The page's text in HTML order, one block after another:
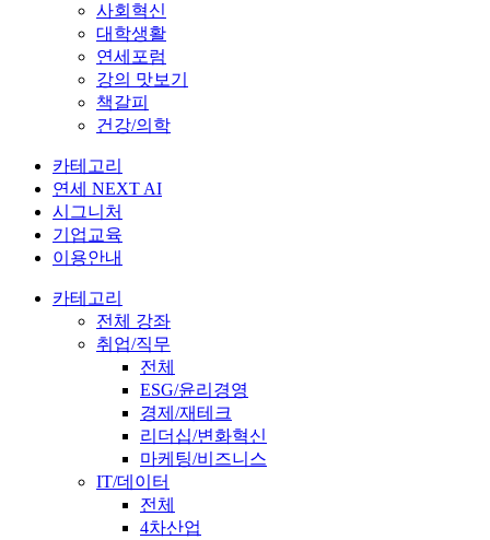
사회혁신
대학생활
연세포럼
강의 맛보기
책갈피
건강/의학
카테고리
연세 NEXT AI
시그니처
기업교육
이용안내
카테고리
전체 강좌
취업/직무
전체
ESG/윤리경영
경제/재테크
리더십/변화혁신
마케팅/비즈니스
IT/데이터
전체
4차산업